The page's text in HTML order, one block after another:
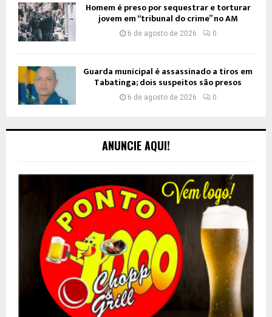
Homem é preso por sequestrar e torturar
jovem em “tribunal do crime” no AM
6 de agosto de 2026 0
Guarda municipal é assassinado a tiros em
Tabatinga; dois suspeitos são presos
6 de agosto de 2026 0
ANUNCIE AQUI!